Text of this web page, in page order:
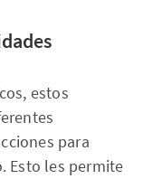
estos
para
Esto les permite